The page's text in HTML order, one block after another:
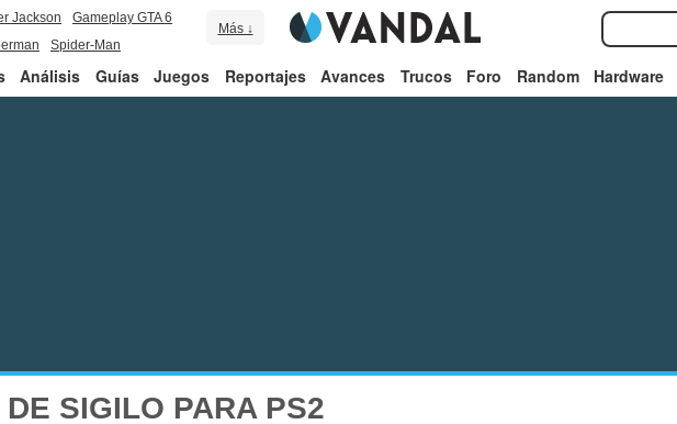
Jackson
Gameplay GTA 6
Spider-Man
Más ↓
Análisis Guías Juegos Reportajes Avances Trucos Foro Random Hardware
SIGILO PARA PS2